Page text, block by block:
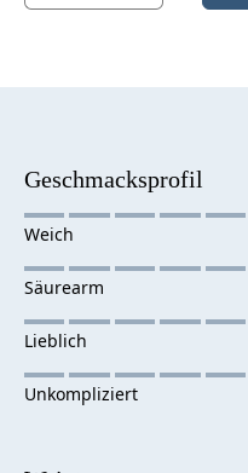
Geschmacksprofil